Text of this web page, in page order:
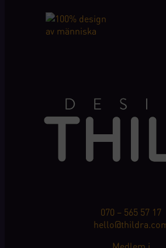
070 – 565 57 17